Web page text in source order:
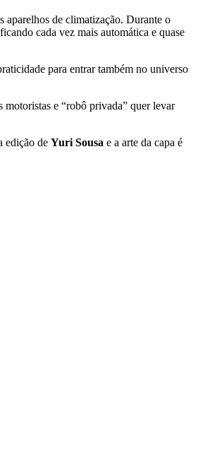
aparelhos de climatização. Durante o
cada vez mais automática e quase
para entrar também no universo
e “robô privada” quer levar
edição de Yuri Sousa e a arte da capa é